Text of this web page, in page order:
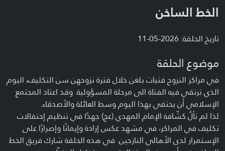
الخط الساخن
تاريخ الحلقة: 2026-05-11
موضوع الحلقة
في مراكز النزوح فتيات بلغن خلال فترة نزوحهن سن التكليف، اليوم
الذي ترتقي فيه الفتاة الى مرحلة المسؤولية. وقد اعتاد المجتمع
الإسلامي أن يحتفي بهذا اليوم وسط العائلة والأصدقاء.
لذا لم تألُ كشّافة الإمام المهدي (عج) جهدًا في تنظيم إحتفالات
تكليف في المراكز، في مشهد عكس إرادة وإيمانًا وإصرارًا على
الإستمرار لدى الأهالي النازحين. في هذه الحلقة شارك فريق الخط